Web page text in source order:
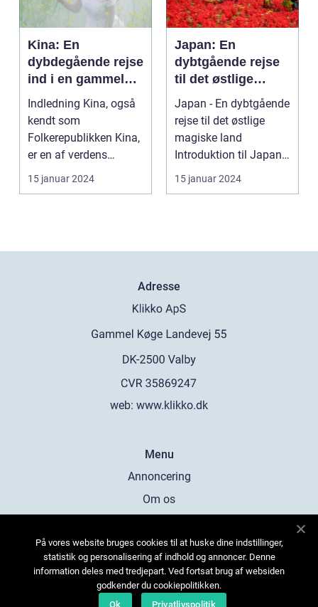
Kina: En
dybdegående rejse
ind i en gammel
kultur
Indledning Kina, også
kendt som
Folkerepublikken Kina,
er en af verdens
ældste og mest
befolkede na...
15 januar 2024
Japan: En
dybtgående rejse
til det østlige
magiske land
Japan - En dybtgående
rejse til det østlige
magiske land
Introduktion til Japan
Japan, et land be...
15 januar 2024
Adresse
web: www.klikko.dk
Menu
Annoncering
Om os
Kontakt os
Sitemap
På vores website bruges cookies til at huske dine indstillinger,
statistik og personalisering af indhold og annoncer. Denne
information deles med tredjepart. Ved fortsat brug af websiden
godkender du cookiepolitikken.
Ok
Privatlivspolitik